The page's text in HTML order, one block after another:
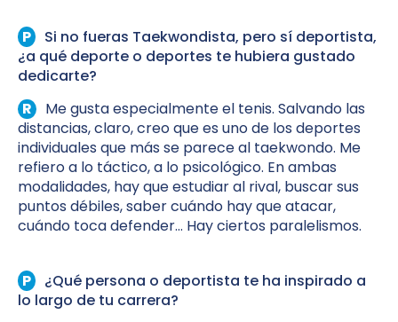
Si no fueras Taekwondista, pero sí deportista,
¿a qué deporte o deportes te hubiera gustado
dedicarte?
Me gusta especialmente el tenis. Salvando las
distancias, claro, creo que es uno de los deportes
individuales que más se parece al taekwondo. Me
refiero a lo táctico, a lo psicológico. En ambas
modalidades, hay que estudiar al rival, buscar sus
puntos débiles, saber cuándo hay que atacar,
cuándo toca defender… Hay ciertos paralelismos.
¿Qué persona o deportista te ha inspirado a
lo largo de tu carrera?